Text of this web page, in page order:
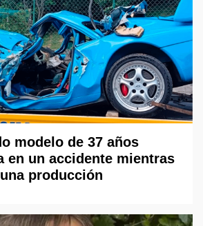
modelo de 37 años
en un accidente mientras
producción